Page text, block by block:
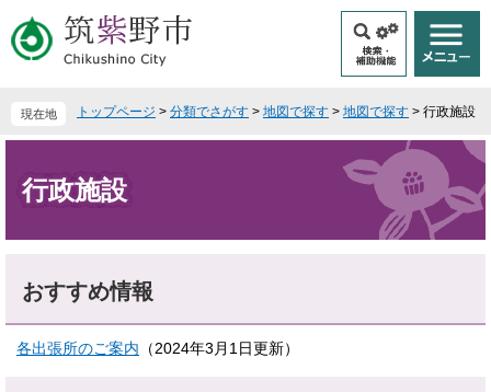
ー
ジ
ニ
ュ
文
現在地 トップページ > 分類でさがす > 地図で探す > 地図で探す > 行政施設
行政施設
おすすめ情報
各出張所のご案内 （2024年3月1日更新）